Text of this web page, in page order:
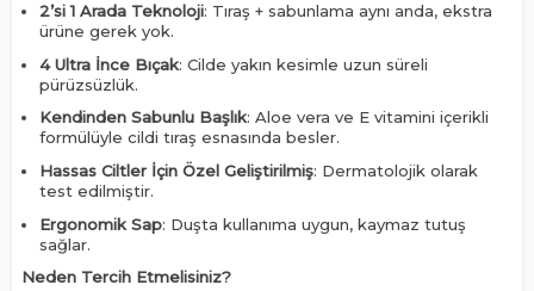
2’si 1 Arada Teknoloji: Tıraş + sabunlama aynı anda, ekstra
ürüne gerek yok.
4 Ultra İnce Bıçak: Cilde yakın kesimle uzun süreli
pürüzsüzlük.
Kendinden Sabunlu Başlık: Aloe vera ve E vitamini içerikli
formülüyle cildi tıraş esnasında besler.
Hassas Ciltler İçin Özel Geliştirilmiş: Dermatolojik olarak
test edilmiştir.
Ergonomik Sap: Duşta kullanıma uygun, kaymaz tutuş
sağlar.
Neden Tercih Etmelisiniz?